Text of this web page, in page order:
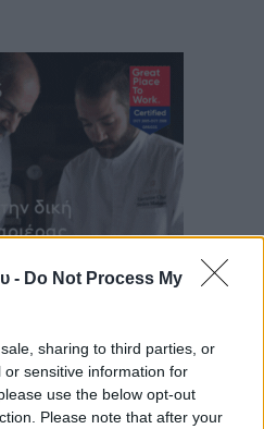
- Do Not Process My
sharing to third parties, or
sensitive information for
use the below opt-out
Please note that after your